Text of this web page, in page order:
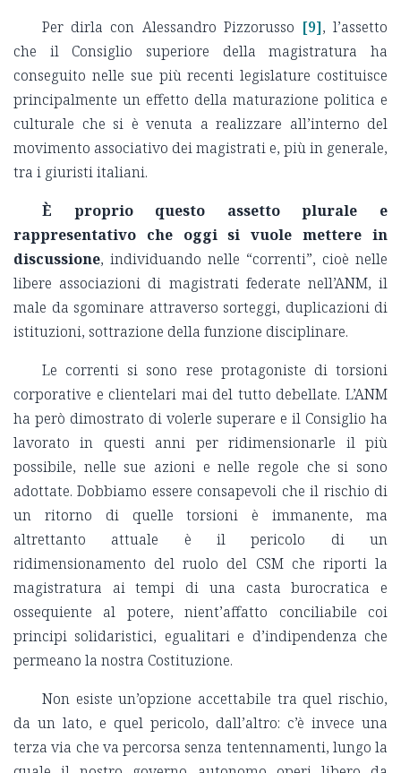
Per dirla con Alessandro Pizzorusso [9], l’assetto
che il Consiglio superiore della magistratura ha
conseguito nelle sue più recenti legislature costituisce
principalmente un effetto della maturazione politica e
culturale che si è venuta a realizzare all’interno del
movimento associativo dei magistrati e, più in generale,
tra i giuristi italiani.
È proprio questo assetto plurale e
rappresentativo che oggi si vuole mettere in
discussione, individuando nelle “correnti”, cioè nelle
libere associazioni di magistrati federate nell’ANM, il
male da sgominare attraverso sorteggi, duplicazioni di
istituzioni, sottrazione della funzione disciplinare.
Le correnti si sono rese protagoniste di torsioni
corporative e clientelari mai del tutto debellate. L’ANM
ha però dimostrato di volerle superare e il Consiglio ha
lavorato in questi anni per ridimensionarle il più
possibile, nelle sue azioni e nelle regole che si sono
adottate. Dobbiamo essere consapevoli che il rischio di
un ritorno di quelle torsioni è immanente, ma
altrettanto attuale è il pericolo di un
ridimensionamento del ruolo del CSM che riporti la
magistratura ai tempi di una casta burocratica e
ossequiente al potere, nient’affatto conciliabile coi
principi solidaristici, egualitari e d’indipendenza che
permeano la nostra Costituzione.
Non esiste un’opzione accettabile tra quel rischio,
da un lato, e quel pericolo, dall’altro: c’è invece una
terza via che va percorsa senza tentennamenti, lungo la